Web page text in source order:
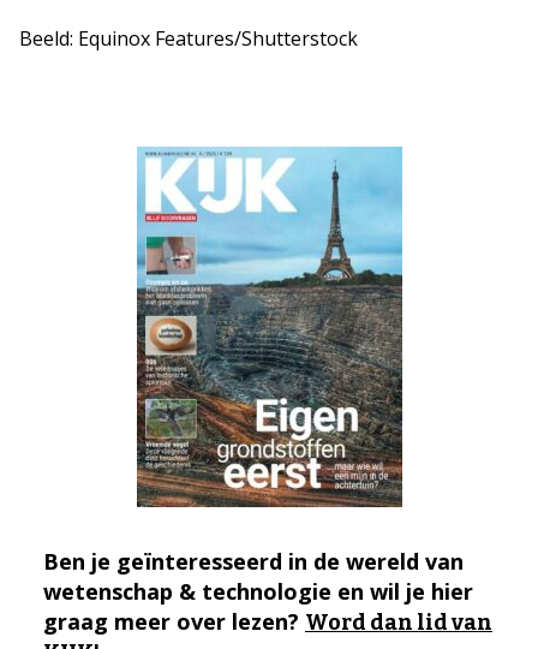
Beeld: Equinox Features/Shutterstock
Ben je geïnteresseerd in de wereld van
wetenschap & technologie en wil je hier
graag meer over lezen? Word dan lid van